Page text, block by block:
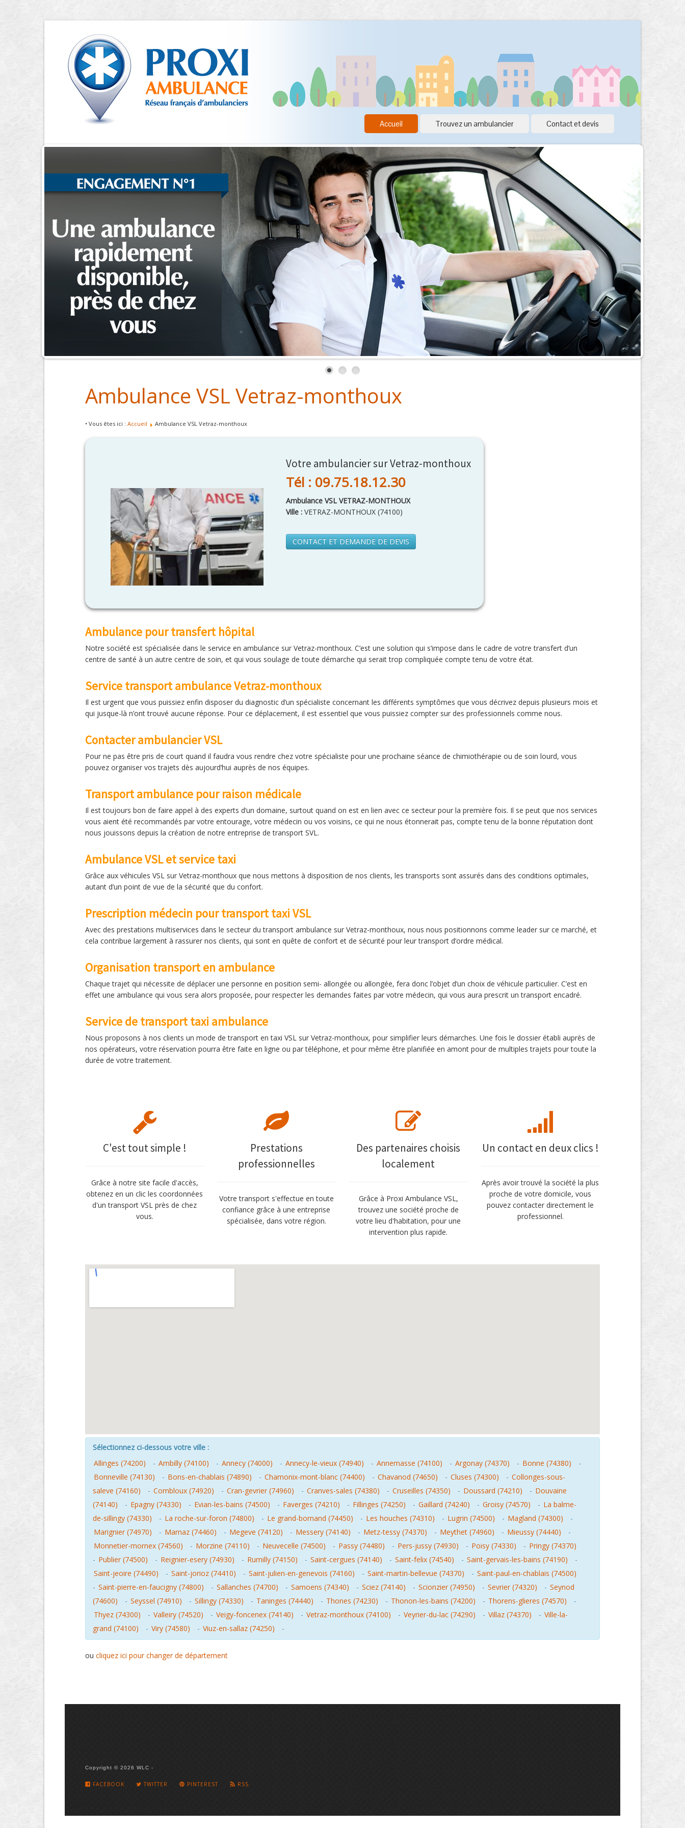
Accueil Trouvez un ambulancier Contact et devis
Ambulance VSL Vetraz-monthoux
• Vous êtes ici : Accueil Ambulance VSL Vetraz-monthoux
Votre ambulancier sur Vetraz-monthoux
Tél : 09.75.18.12.30
Ambulance VSL VETRAZ-MONTHOUX
Ville : VETRAZ-MONTHOUX (74100)
CONTACT ET DEMANDE DE DEVIS
Ambulance pour transfert hôpital
Notre société est spécialisée dans le service en ambulance sur Vetraz-monthoux. C’est une solution qui s’impose dans le cadre de votre transfert d’un
centre de santé à un autre centre de soin, et qui vous soulage de toute démarche qui serait trop compliquée compte tenu de votre état.
Service transport ambulance Vetraz-monthoux
Il est urgent que vous puissiez enfin disposer du diagnostic d’un spécialiste concernant les différents symptômes que vous décrivez depuis plusieurs mois et
qui jusque-là n’ont trouvé aucune réponse. Pour ce déplacement, il est essentiel que vous puissiez compter sur des professionnels comme nous.
Contacter ambulancier VSL
Pour ne pas être pris de court quand il faudra vous rendre chez votre spécialiste pour une prochaine séance de chimiothérapie ou de soin lourd, vous
pouvez organiser vos trajets dès aujourd’hui auprès de nos équipes.
Transport ambulance pour raison médicale
Il est toujours bon de faire appel à des experts d’un domaine, surtout quand on est en lien avec ce secteur pour la première fois. Il se peut que nos services
vous aient été recommandés par votre entourage, votre médecin ou vos voisins, ce qui ne nous étonnerait pas, compte tenu de la bonne réputation dont
nous jouissons depuis la création de notre entreprise de transport SVL.
Ambulance VSL et service taxi
Grâce aux véhicules VSL sur Vetraz-monthoux que nous mettons à disposition de nos clients, les transports sont assurés dans des conditions optimales,
autant d’un point de vue de la sécurité que du confort.
Prescription médecin pour transport taxi VSL
Avec des prestations multiservices dans le secteur du transport ambulance sur Vetraz-monthoux, nous nous positionnons comme leader sur ce marché, et
cela contribue largement à rassurer nos clients, qui sont en quête de confort et de sécurité pour leur transport d’ordre médical.
Organisation transport en ambulance
Chaque trajet qui nécessite de déplacer une personne en position semi- allongée ou allongée, fera donc l’objet d’un choix de véhicule particulier. C’est en
effet une ambulance qui vous sera alors proposée, pour respecter les demandes faites par votre médecin, qui vous aura prescrit un transport encadré.
Service de transport taxi ambulance
Nous proposons à nos clients un mode de transport en taxi VSL sur Vetraz-monthoux, pour simplifier leurs démarches. Une fois le dossier établi auprès de
nos opérateurs, votre réservation pourra être faite en ligne ou par téléphone, et pour même être planifiée en amont pour de multiples trajets pour toute la
durée de votre traitement.
C'est tout simple !
Grâce à notre site facile d'accès,
obtenez en un clic les coordonnées
d'un transport VSL près de chez
vous.
Prestations
professionnelles
Votre transport s'effectue en toute
confiance grâce à une entreprise
spécialisée, dans votre région.
Des partenaires choisis
localement
Grâce à Proxi Ambulance VSL,
trouvez une société proche de
votre lieu d'habitation, pour une
intervention plus rapide.
Un contact en deux clics !
Après avoir trouvé la société la plus
proche de votre domicile, vous
pouvez contacter directement le
professionnel.
Sélectionnez ci-dessous votre ville :
Allinges (74200)
- Ambilly (74100) - Annecy (74000) - Annecy-le-vieux (74940) - Annemasse (74100) - Argonay (74370) - Bonne (74380)
-
Bonneville (74130)
- Bons-en-chablais (74890) - Chamonix-mont-blanc (74400) - Chavanod (74650) - Cluses (74300) - Collonges-sous-
saleve (74160)
- Combloux (74920) - Cran-gevrier (74960) - Cranves-sales (74380) - Cruseilles (74350) - Doussard (74210) - Douvaine
(74140)
- Epagny (74330) - Evian-les-bains (74500) - Faverges (74210) - Fillinges (74250) - Gaillard (74240) - Groisy (74570) - La balme-
de-sillingy (74330)
- La roche-sur-foron (74800) - Le grand-bornand (74450) - Les houches (74310) - Lugrin (74500) - Magland (74300)
-
Marignier (74970)
- Marnaz (74460) - Megeve (74120) - Messery (74140) - Metz-tessy (74370) - Meythet (74960) - Mieussy (74440)
-
Monnetier-mornex (74560)
- Morzine (74110) - Neuvecelle (74500) - Passy (74480) - Pers-jussy (74930) - Poisy (74330) - Pringy (74370)
- Publier (74500) - Reignier-esery (74930) - Rumilly (74150) - Saint-cergues (74140) - Saint-felix (74540) - Saint-gervais-les-bains (74190)
-
Saint-jeoire (74490)
- Saint-jorioz (74410) - Saint-julien-en-genevois (74160) - Saint-martin-bellevue (74370) - Saint-paul-en-chablais (74500)
- Saint-pierre-en-faucigny (74800) - Sallanches (74700) - Samoens (74340) - Sciez (74140) - Scionzier (74950) - Sevrier (74320) - Seynod
(74600)
- Seyssel (74910) - Sillingy (74330) - Taninges (74440) - Thones (74230) - Thonon-les-bains (74200) - Thorens-glieres (74570)
-
Thyez (74300)
- Valleiry (74520) - Veigy-foncenex (74140) - Vetraz-monthoux (74100) - Veyrier-du-lac (74290) - Villaz (74370) - Ville-la-
grand (74100)
- Viry (74580) - Viuz-en-sallaz (74250) -
ou cliquez ici pour changer de département
Copyright © 2026 WLC -
FACEBOOK TWITTER PINTEREST RSS